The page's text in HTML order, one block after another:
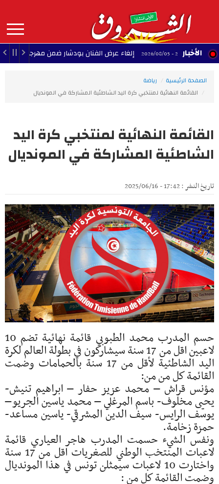
contenu
principal
MAIN
NAVIGATION الأخبار 23:29 - 2026/08/05 إلغاء عرض الفنان بودشار ضمن مهرجان صفاقس الدولي
الصفحة الرئيسية
رياضة
القائمة النهائية لمنتخبي كرة اليد الشاطئية المشاركة في المونديال
القائمة النهائية لمنتخبي كرة اليد
الشاطئية المشاركة في المونديال
تاريخ النشر : 17:42 - 2025/06/16
حسم المدرب محمد الطبوبي قائمة نهائية تضم 10
لاعبين اقل من 17 سنة سيشاركون في بطولة العالم لكرة
اليد الشاطئية لأقل من 17 سنة بالحمامات وضمت
القائمة كل من من:
مؤنس قراش – محمد عزيز حفار – ابراهيم تنيش-
يحيى مخلوف- باسم المرغلي – محمد ياسين الجريو–
يوسف الرايس- سيف الدين المشرقي- ياسين مساعد-
حمزة زخامة.
ونفس الشيء حسمت المدرب هاجر العياري قائمة
لاعبات المنتخب الوطني للصغريات اقل من 17 سنة
واختارت 10 لاعبات سيمثلن تونس في هذا المونديال
وضمت القائمة كل من :